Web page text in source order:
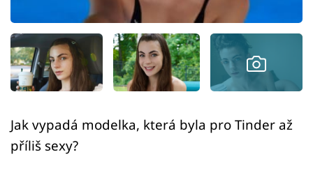
Přihlášení
Sledujte nás
Jak vypadá modelka, která byla pro Tinder až
příliš sexy?